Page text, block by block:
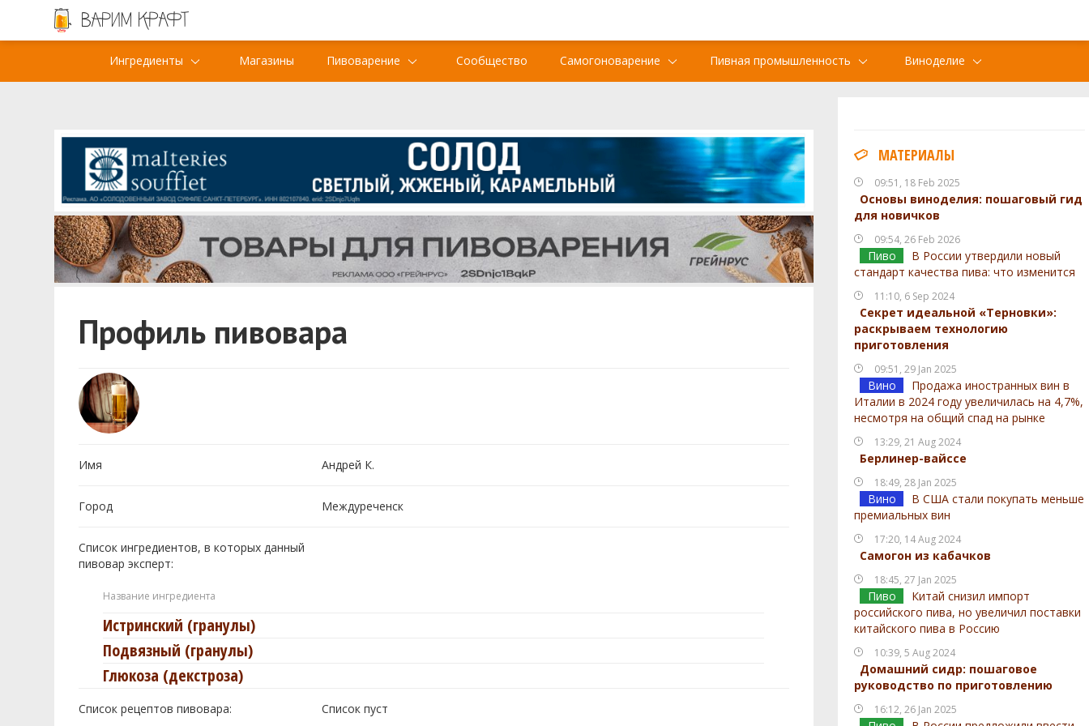
Ингредиенты Магазины Пивоварение Сообщество Самогоноварение Пивная промышленность Виноделие
МАТЕРИАЛЫ
09:51, 18 Feb 2025
Основы виноделия: пошаговый гид
для новичков
09:54, 26 Feb 2026
Пиво
В России утвердили новый
стандарт качества пива: что изменится
11:10, 6 Sep 2024
Секрет идеальной «Терновки»:
раскрываем технологию
приготовления
09:51, 29 Jan 2025
Вино
Продажа иностранных вин в
Италии в 2024 году увеличилась на 4,7%,
несмотря на общий спад на рынке
13:29, 21 Aug 2024
Берлинер-вайссе
18:49, 28 Jan 2025
Вино
В США стали покупать меньше
премиальных вин
17:20, 14 Aug 2024
Самогон из кабачков
18:45, 27 Jan 2025
Пиво
Китай снизил импорт
российского пива, но увеличил поставки
китайского пива в Россию
10:39, 5 Aug 2024
Домашний сидр: пошаговое
руководство по приготовлению
16:12, 26 Jan 2025
Профиль пивовара
Имя Андрей К.
Город Междуреченск
Список ингредиентов, в которых данный
пивовар эксперт:
Название ингредиента
Истринский (гранулы)
Подвязный (гранулы)
Глюкоза (декстроза)
Список рецептов пивовара: Cписок пуст